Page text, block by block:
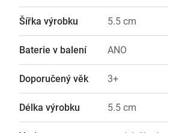
Šířka výrobku 5.5 cm
Baterie v balení ANO
Doporučený věk 3+
Délka výrobku 5.5 cm